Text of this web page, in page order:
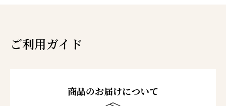
ご利用ガイド
商品のお届けについて